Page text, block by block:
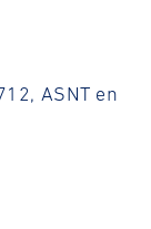
ASNT en